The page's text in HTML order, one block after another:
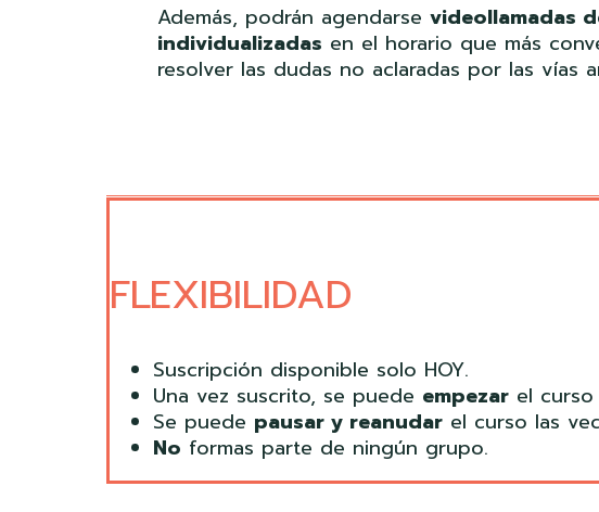
Además, podrán agendarse videollamadas
individualizadas en el horario que más
resolver las dudas no aclaradas por las vías
FLEXIBILIDAD
Suscripción disponible solo HOY.
Una vez suscrito, se puede empezar el
Se puede pausar y reanudar el curso las
No formas parte de ningún grupo.